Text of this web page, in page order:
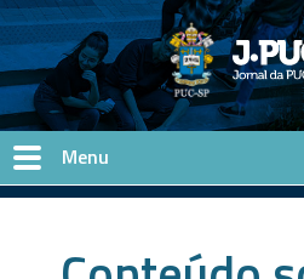
Pular para o conteúdo principal